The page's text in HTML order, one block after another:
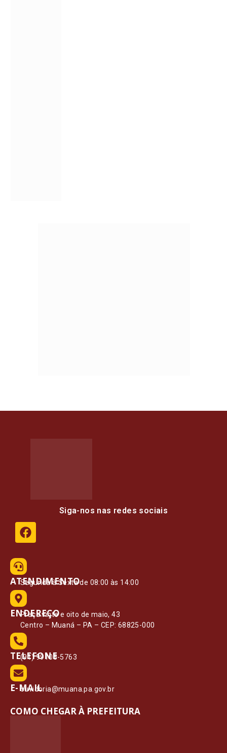
Siga-nos nas redes sociais
ATENDIMENTO
Segunda à Sexta de 08:00 às 14:00
ENDEREÇO
Praça vinte e oito de maio, 43
Centro – Muaná – PA – CEP: 68825-000
TELEFONE
(91) 99108-5763
E-MAIL
ouvidoria@muana.pa.gov.br
COMO CHEGAR À PREFEITURA